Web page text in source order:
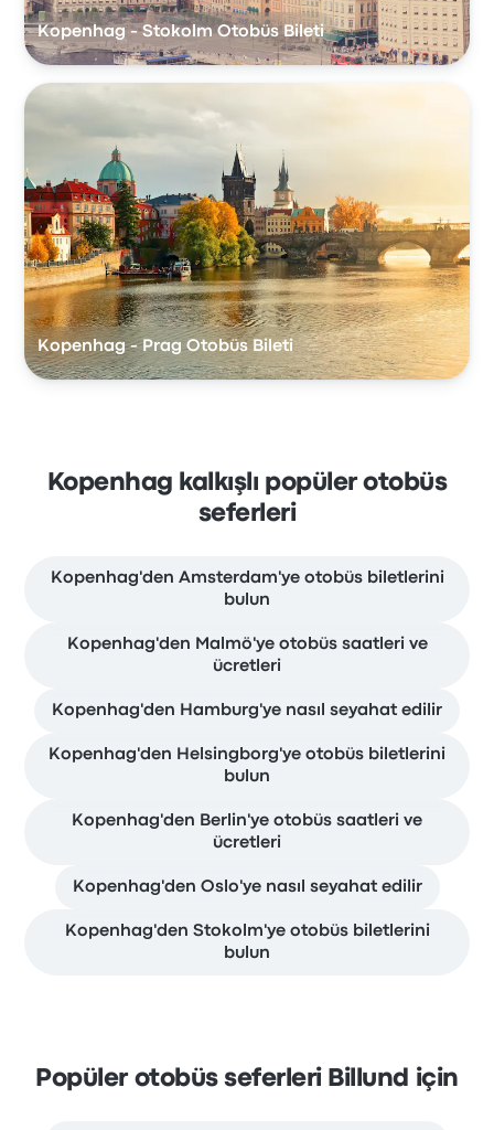
Kopenhag - Stokolm Otobüs Bileti
Kopenhag - Prag Otobüs Bileti
Kopenhag kalkışlı popüler otobüs
seferleri
Kopenhag'den Amsterdam'ye otobüs biletlerini
bulun
Kopenhag'den Malmö'ye otobüs saatleri ve
ücretleri
Kopenhag'den Hamburg'ye nasıl seyahat edilir
Kopenhag'den Helsingborg'ye otobüs biletlerini
bulun
Kopenhag'den Berlin'ye otobüs saatleri ve
ücretleri
Kopenhag'den Oslo'ye nasıl seyahat edilir
Kopenhag'den Stokolm'ye otobüs biletlerini
bulun
Popüler otobüs seferleri Billund için